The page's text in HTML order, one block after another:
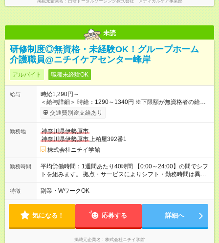
掲載元企業名 日研トータルソーシング株式会社 メディカルケア事業部
未読
研修制度◎無資格・未経験OK！グループホーム
介護職員@ニチイケアセンター峰岸
アルバイト 職種未経験OK
給与
時給1,290円～
＜給与詳細＞ 時給：1290～1340円 ※下限額が無資格者の給与
です。 【試用期間】試用期間あり 試用期間の長さ：3ヶ月 雇用
形態、給与は本採用時と同じです。
交通費別途支給あり
勤務地
神奈川県伊勢原市
神奈川県伊勢原市上粕屋392番1
株式会社ニチイ学館
勤務時間
平均労働時間：1週間あたり40時間 【0:00～24:00】の間でシフ
トを組みます。 拠点・サービスによりシフト・勤務時間は異な
ります。 ＜シフト例＞ 早番：7:30～16:30 日勤：9:00～18:00
遅番：10:30～19:30 夜勤：16:30～翌9:30 ※上記は一例です。
たり40時間 【0:00～24:00】の間でシフトを組みます。 拠点・
サービスによりシフト・勤務時間は異なります。 ＜シフト例＞
早番：7:30～16:30 日勤：9:00～18:00 遅番：10:30～19:30 夜
勤：16:30～翌9:30 ※上記は一例です。 ※勤務日数や時間帯はご
相談ください。
特徴 副業・WワークOK
気になる！ 応募する 詳細へ
掲載元企業名 株式会社ニチイ学館